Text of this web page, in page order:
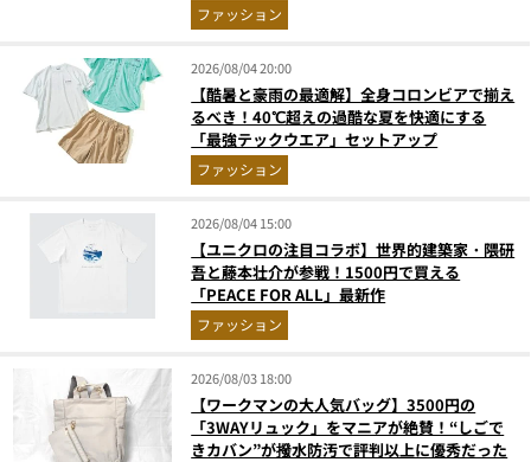
ウエアの実力
ファッション
2026/08/04 20:00
【酷暑と豪雨の最適解】全身コロンビアで揃え
るべき！40℃超えの過酷な夏を快適にする
「最強テックウエア」セットアップ
ファッション
2026/08/04 15:00
【ユニクロの注目コラボ】世界的建築家・隈研
吾と藤本壮介が参戦！1500円で買える
「PEACE FOR ALL」最新作
ファッション
2026/08/03 18:00
【ワークマンの大人気バッグ】3500円の
「3WAYリュック」をマニアが絶賛！“しごで
きカバン”が撥水防汚で評判以上に優秀だった